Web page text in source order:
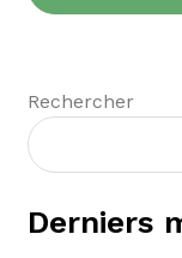
Rechercher
Recherche
Derniers